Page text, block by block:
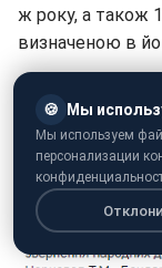
ж року, а також
визначеною в
за його
відомстві.
🍪 Мы
Мы используем
персонализации